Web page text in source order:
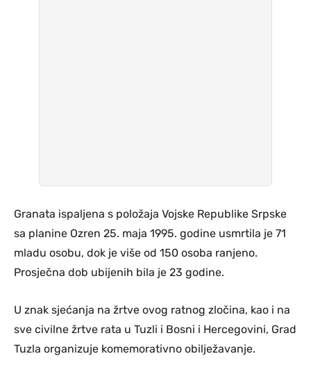
Granata ispaljena s položaja Vojske Republike Srpske
sa planine Ozren 25. maja 1995. godine usmrtila je 71
mladu osobu, dok je više od 150 osoba ranjeno.
Prosječna dob ubijenih bila je 23 godine.
U znak sjećanja na žrtve ovog ratnog zločina, kao i na
sve civilne žrtve rata u Tuzli i Bosni i Hercegovini, Grad
Tuzla organizuje komemorativno obilježavanje.